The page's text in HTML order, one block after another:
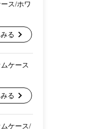
ス/ホワ
る
ケース
る
ムケース/